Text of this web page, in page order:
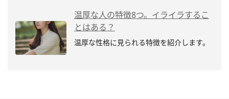
温厚な人の特徴8つ。イライラするこ
とはある？
温厚な性格に見られる特徴を紹介します。